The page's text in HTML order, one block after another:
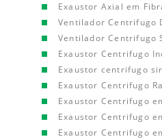
Exaustor Axial em
Ventilador Centrifugo
Ventilador Centrifugo
Exaustor Centrifugo
Exaustor centrifugo
Exaustor Centrifugo
Exaustor Centrifugo
Exaustor Centrifugo
Exaustor Centrifugo